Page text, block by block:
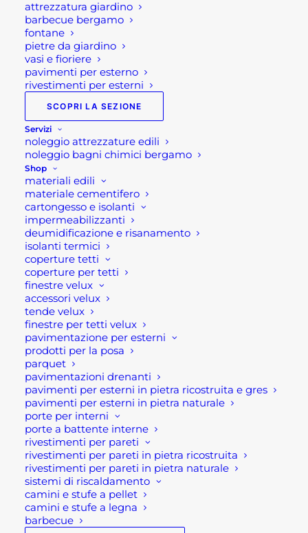
attrezzatura giardino
barbecue bergamo
fontane
pietre da giardino
vasi e fioriere
pavimenti per esterno
rivestimenti per esterni
SCOPRI LA SEZIONE
Servizi
noleggio attrezzature edili
noleggio bagni chimici bergamo
Shop
materiali edili
materiale cementifero
cartongesso e isolanti
impermeabilizzanti
deumidificazione e risanamento
isolanti termici
coperture tetti
coperture per tetti
finestre velux
accessori velux
tende velux
finestre per tetti velux
pavimentazione per esterni
prodotti per la posa
parquet
pavimentazioni drenanti
pavimenti per esterni in pietra ricostruita e gres
pavimenti per esterni in pietra naturale
porte per interni
porte a battente interne
rivestimenti per pareti
rivestimenti per pareti in pietra ricostruita
rivestimenti per pareti in pietra naturale
sistemi di riscaldamento
camini e stufe a pellet
camini e stufe a legna
barbecue
PROMOZIONE
CASHBACK
TAPPARELLE VELUX:
STOP AL CALDO!
PROMOZION
CHASHBACK
TAPPARELLE
VELUX: Stop al
caldo!
Promozione cashback tapparelle Velux
.Offerta valida fino al 31 Agosto 2024.
Questa estate sconfiggi il caldo! Acquista
una tapparella Velux, ottieni sia il
comfort in casa tutto l'anno ma anche
fino a € 100 in cashback!!
Infatti, le tapparelle VELUX permettono
di limitare il caldo, ridurre i rumori
esterni e soprattutto migliorare la tua
sicurezza con un solo ed unico prodotto.